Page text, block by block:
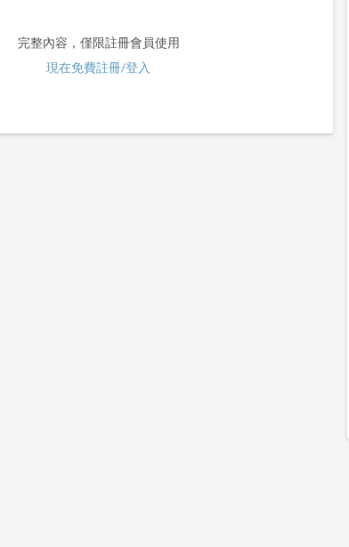
完整內容，僅限註冊會員使用
現在免費註冊/登入